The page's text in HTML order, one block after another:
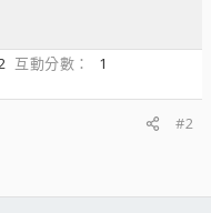
互動分數
1
#2